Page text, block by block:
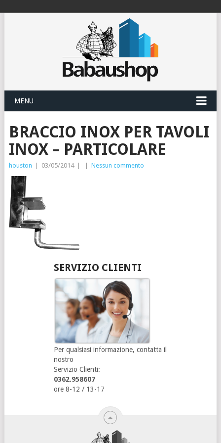
MENU
BRACCIO INOX PER TAVOLI
INOX – PARTICOLARE
houston 03/05/2014 Nessun commento
SERVIZIO CLIENTI
Per qualsiasi informazione, contatta il
nostro
Servizio Clienti:
0362.958607
ore 8-12 / 13-17